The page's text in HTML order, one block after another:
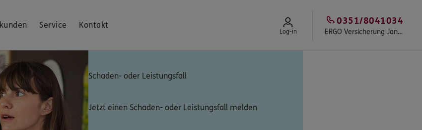
Service Kontakt
Log-in ERGO Versicherung Jan Apel
0351/8041034
Schaden- oder Leistungsfall
Jetzt einen Schaden- oder Leistungsfall melden